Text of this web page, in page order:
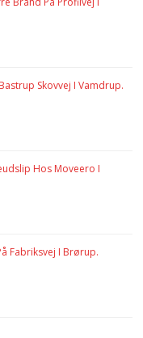
Skovvej I Vamdrup.
Hos Moveero I
Fabriksvej I Brørup.